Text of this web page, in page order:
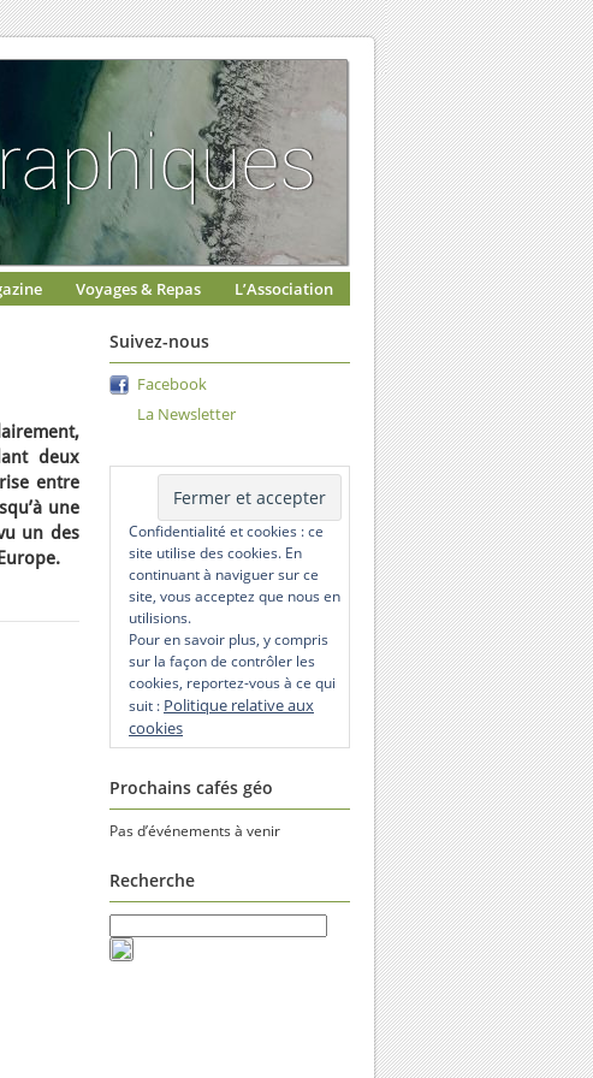
Voyages & Repas L’Association
deux
entre
une
un des
Suivez-nous
Facebook
La Newsletter
Confidentialité et cookies : ce
site utilise des cookies. En
continuant à naviguer sur ce
site, vous acceptez que nous en
utilisions.
Pour en savoir plus, y compris
sur la façon de contrôler les
cookies, reportez-vous à ce qui
suit : Politique relative aux
cookies
Prochains cafés géo
Pas d’événements à venir
Recherche